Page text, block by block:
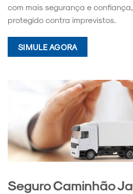
com mais segurança e
protegido contra imprevistos.
SIMULE AGORA
Seguro Caminhão